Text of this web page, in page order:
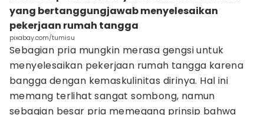
yang bertanggungjawab menyelesaikan
pekerjaan rumah tangga
pixabay.com/tumisu
Sebagian pria mungkin merasa gengsi untuk
menyelesaikan pekerjaan rumah tangga karena
bangga dengan kemaskulinitas dirinya. Hal ini
memang terlihat sangat sombong, namun
sebagian besar pria memegang prinsip bahwa